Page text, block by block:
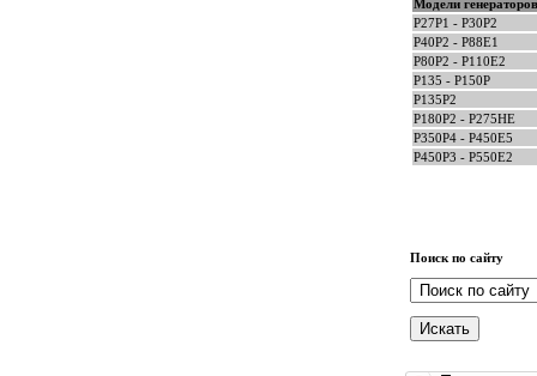
Модели генераторов
P27P1 - P30P2
P40P2 - P88E1
P80P2 - P110E2
P135 - P150P
P135P2
P180P2 - P275HE
P350P4 - P450E5
P450P3 - P550E2
Поиск по сайту